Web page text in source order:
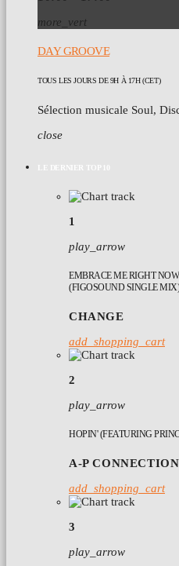
more_vert
DAY GROOVE
TOUS LES JOURS DE 9H À 17H (CET)
Sélection musicale Soul,
close
LE DERNIER TOP 10
1
play_arrow
EMBRACE ME RIGHT
(FIGOSOUND SINGLE
CHANGE
add_shopping_cart
2
play_arrow
HOPIN' (FEATURING
A-P CONNECTION
add_shopping_cart
3
play_arrow